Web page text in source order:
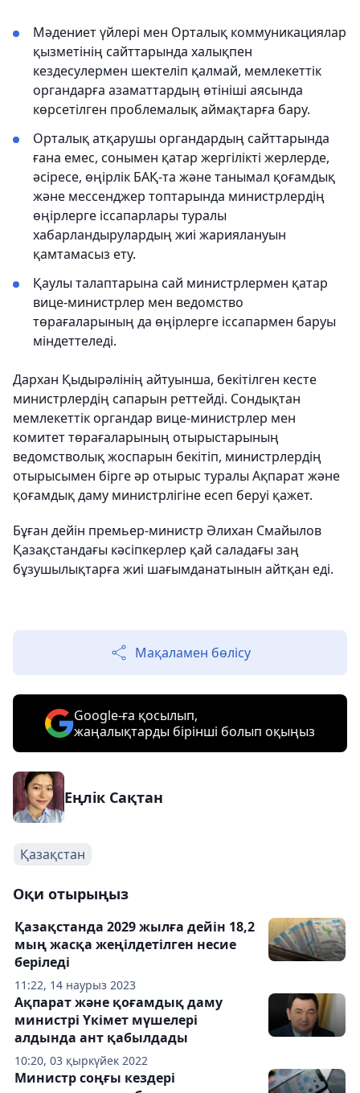
Мәдениет үйлері мен Орталық коммуникациялар
қызметінің сайттарында халықпен
кездесулермен шектеліп қалмай, мемлекеттік
органдарға азаматтардың өтініші аясында
көрсетілген проблемалық аймақтарға бару.
Орталық атқарушы органдардың сайттарында
ғана емес, сонымен қатар жергілікті жерлерде,
әсіресе, өңірлік БАҚ-та және танымал қоғамдық
және мессенджер топтарында министрлердің
өңірлерге іссапарлары туралы
хабарландырулардың жиі жариялануын
қамтамасыз ету.
Қаулы талаптарына сай министрлермен қатар
вице-министрлер мен ведомство
төрағаларының да өңірлерге іссапармен баруы
міндеттеледі.
Дархан Қыдырәлінің айтуынша, бекітілген кесте
министрлердің сапарын реттейді. Сондықтан
мемлекеттік органдар вице-министрлер мен
комитет төрағаларының отырыстарының
ведомстволық жоспарын бекітіп, министрлердің
отырысымен бірге әр отырыс туралы Ақпарат және
қоғамдық даму министрлігіне есеп беруі қажет.
Бұған дейін премьер-министр Әлихан Смайылов
Қазақстандағы кәсіпкерлер қай саладағы заң
бұзушылықтарға жиі шағымданатынын айтқан еді.
Мақаламен бөлісу
Google-ға қосылып,
жаңалықтарды бірінші болып оқыңыз
Еңлік Сақтан
Қазақстан
Оқи отырыңыз
11:22, 14 наурыз 2023
Қазақстанда 2029 жылға дейін 18,2
мың жасқа жеңілдетілген несие
беріледі
10:20, 03 қыркүйек 2022
Ақпарат және қоғамдық даму
министрі Үкімет мүшелері
алдында ант қабылдады
Министр соңғы кездері